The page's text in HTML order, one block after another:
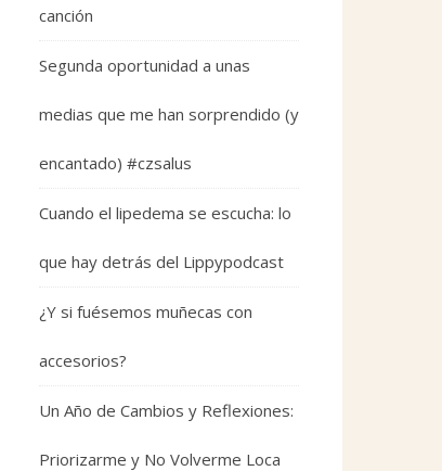
canción
Segunda oportunidad a unas
medias que me han sorprendido (y
encantado) #czsalus
Cuando el lipedema se escucha: lo
que hay detrás del Lippypodcast
¿Y si fuésemos muñecas con
accesorios?
Un Año de Cambios y Reflexiones:
Priorizarme y No Volverme Loca